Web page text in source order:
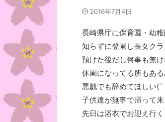
2016年7月4日
長崎県庁に保育園・幼
知らずに登園し長女ク
預けた後だし何事も無
休園になってる所もあ
悪戯でも辞めてほしい
子供達が無事で帰って
先日は浴衣でお迎え行